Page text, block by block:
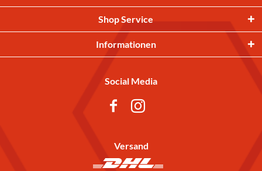
Shop Service
Informationen
Social Media
Versand